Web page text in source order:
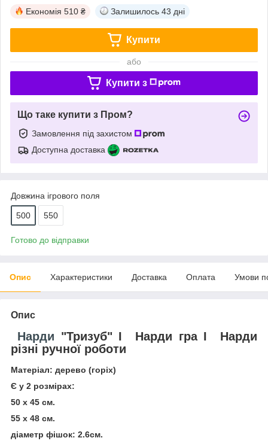
Економія 510 ₴ Залишилось 43 дні
Купити
або
Купити з
Що таке купити з Пром?
Замовлення під захистом
Доступна доставка
Довжина ігрового поля
500 550
Готово до відправки
Опис Характеристики Доставка Оплата Умови
Опис
Нарди "Тризуб" I Нарди гра I Нарди
різні ручної роботи
Матеріал: дерево (горіх)
Є у 2 розмірах:
50 х 45 см.
55 х 48 см.
діаметр фішок: 2.6см.